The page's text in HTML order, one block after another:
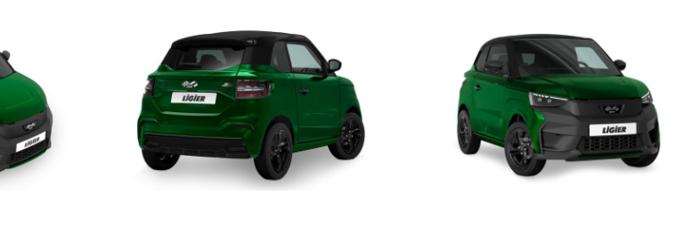
da fermo che in marcia
antinquinamento Euro5+
ascoltare la musica preferita tramite piattaforme come Spotify o Deezer, ricevere/inviare un messaggio con WhatsApp o
impugnare il telefono per approfittare della moltitudine di applicazioni disponibili sullo smartphone (eccetto quelle
gestire in modo semplice e intuitivo le funzionalità multimediali tramite lo
del sistema di infotaiment